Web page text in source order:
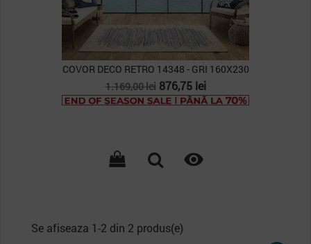
COVOR DECO RETRO 14348 - GRI 160X230
Pret
de
1.169,00 lei Pret
876,75 lei

Se afiseaza 1-2 din 2 produs(e)